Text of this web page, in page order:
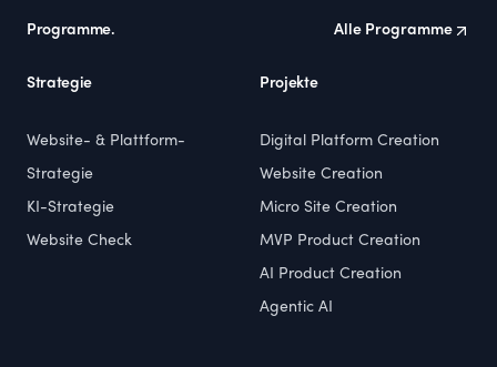
Programme. Alle Programme
Strategie
Website- & Plattform-
Strategie
KI-Strategie
Website Check
Projekte
Digital Platform Creation
Website Creation
Micro Site Creation
MVP Product Creation
AI Product Creation
Agentic AI